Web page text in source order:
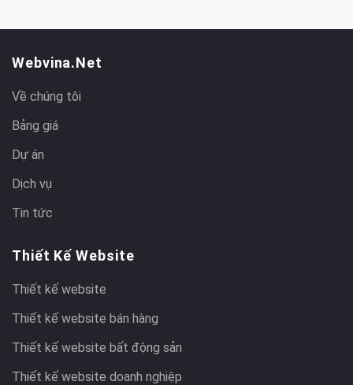
Webvina.net
Về chúng tôi
Bảng giá
Dự án
Dịch vụ
Tin tức
Thiết Kế Website
Thiết kế website
Thiết kế website bán hàng
Thiết kế website bất động sản
Thiết kế website doanh nghiệp